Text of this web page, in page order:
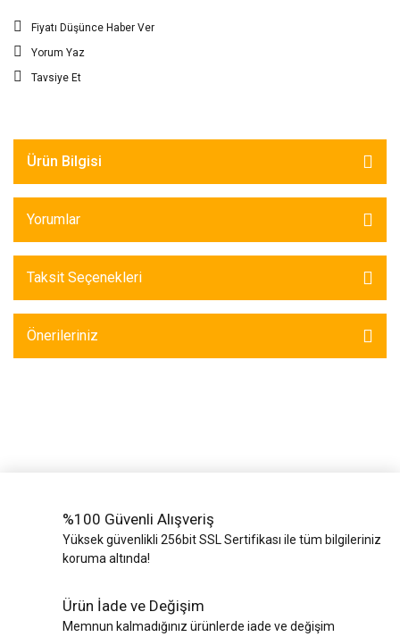
Fiyatı Düşünce Haber Ver
Yorum Yaz
Tavsiye Et
Ürün Bilgisi
Yorumlar
Taksit Seçenekleri
Önerileriniz
%100 Güvenli Alışveriş
Yüksek güvenlikli 256bit SSL Sertifikası ile tüm bilgileriniz
koruma altında!
Ürün İade ve Değişim
Memnun kalmadığınız ürünlerde iade ve değişim